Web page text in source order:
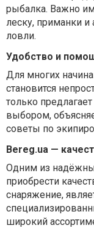
рыбалка. Важно
леску, приманки и
ловли.
Удобство и
Для многих
становится
только
выбором,
советы по
Bereg.ua —
Одним из
приобрести
снаряжение,
широкий